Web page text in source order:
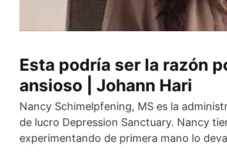
Esta podría ser la razón
ansioso | Johann Hari
Nancy Schimelpfening, MS es la
de lucro Depression Sanctuary. Nancy
experimentando de primera mano lo